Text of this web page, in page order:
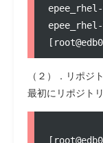
（２）．リポジ
最初にリポジト